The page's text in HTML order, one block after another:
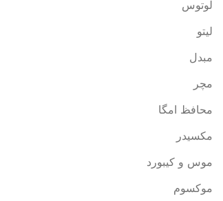
لوتوس
لیتو
مبدل
مچر
محافظ امگا
مکسیدر
موس و کیبورد
موکسوم